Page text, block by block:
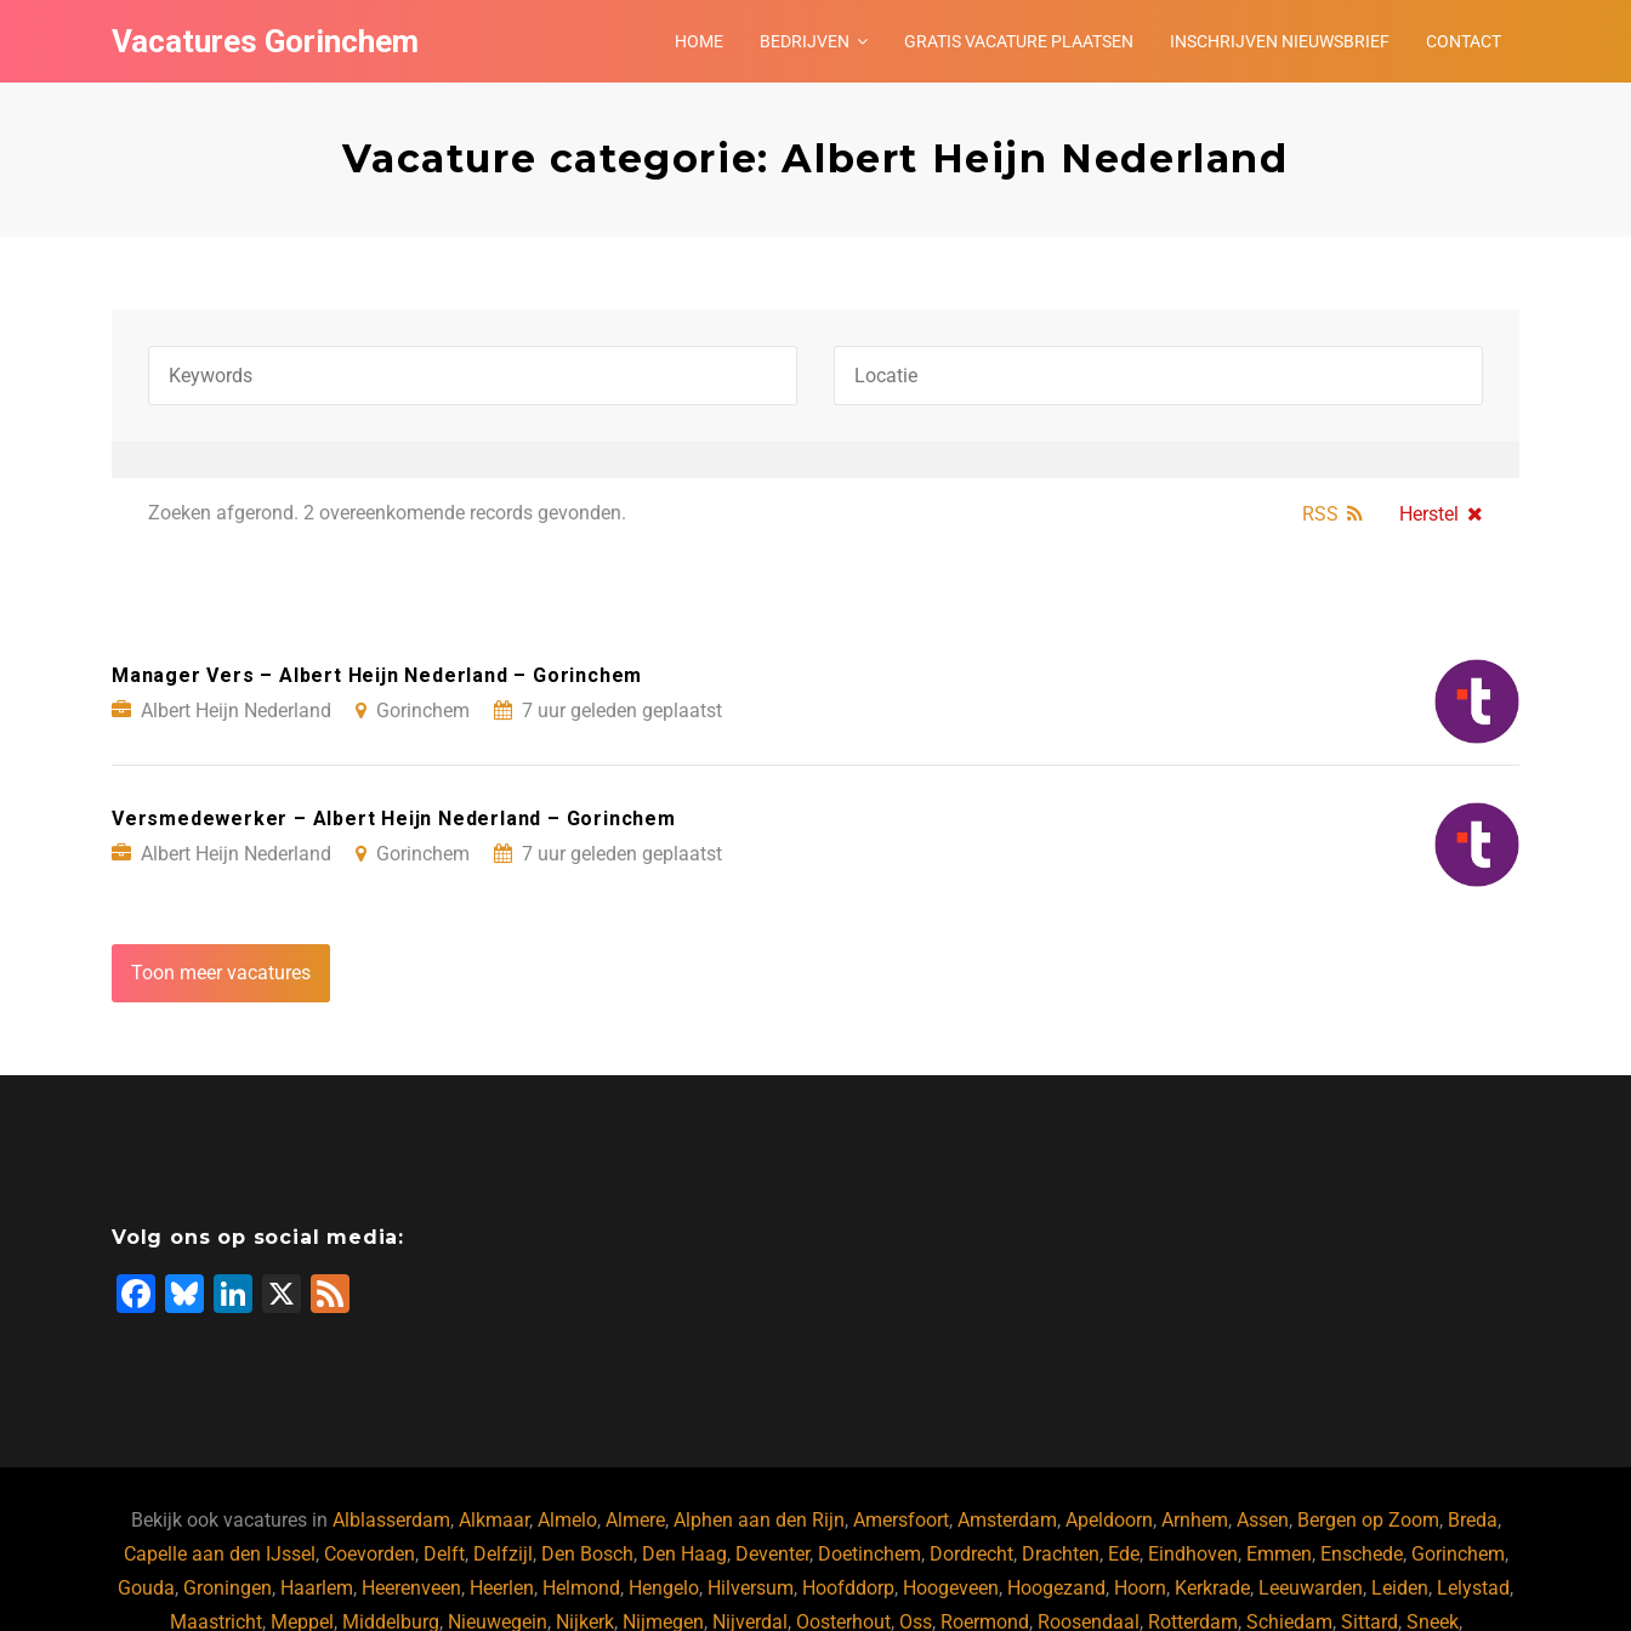
Vacatures Gorinchem HOME BEDRIJVEN GRATIS VACATURE PLAATSEN INSCHRIJVEN NIEUWSBRIEF CONTACT
Vacature categorie: Albert Heijn Nederland
Zoeken afgerond. 2 overeenkomende records gevonden. Herstel
RSS
Manager Vers – Albert Heijn Nederland – Gorinchem
Albert Heijn Nederland
Gorinchem 7 uur geleden geplaatst
Versmedewerker – Albert Heijn Nederland – Gorinchem
Albert Heijn Nederland
Gorinchem 7 uur geleden geplaatst
Toon meer vacatures
Volg ons op social media:
F
o
k
Bl
Li
X
Bekijk ook vacatures in Alblasserdam, Alkmaar, Almelo, Almere, Alphen aan den Rijn, Amersfoort, Amsterdam, Apeldoorn, Arnhem, Assen, Bergen op Zoom, Breda,
Capelle aan den IJssel , Coevorden, Delft, Delfzijl , Den Bosch, Den Haag, Deventer, Doetinchem, Dordrecht, Drachten, Ede, Eindhoven, Emmen, Enschede, Gorinchem,
Gouda, Groningen, Haarlem, Heerenveen, Heerlen, Helmond, Hengelo, Hilversum, Hoofddorp, Hoogeveen, Hoogezand, Hoorn, Kerkrade, Leeuwarden, Leiden, Lelystad,
Maastricht, Meppel , Middelburg, Nieuwegein, Nijkerk, Nijmegen, Nijverdal , Oosterhout, Oss, Roermond, Roosendaal , Rotterdam, Schiedam, Sittard, Sneek,